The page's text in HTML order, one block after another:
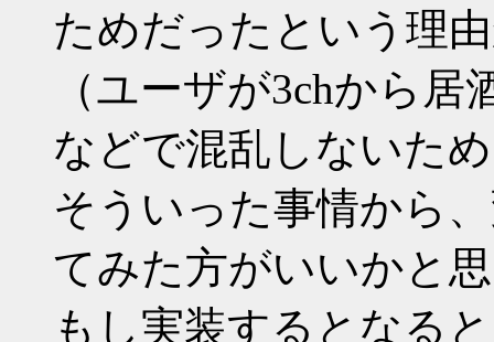
ためだったという理
（ユーザが3chから
などで混乱しないた
そういった事情から
てみた方がいいかと
もし実装するとなる